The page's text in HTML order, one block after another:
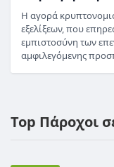
Η αγορά
εξελίξεων, που
εμπιστοσύνη των
αμφιλεγόμενης
Top Πάροχοι